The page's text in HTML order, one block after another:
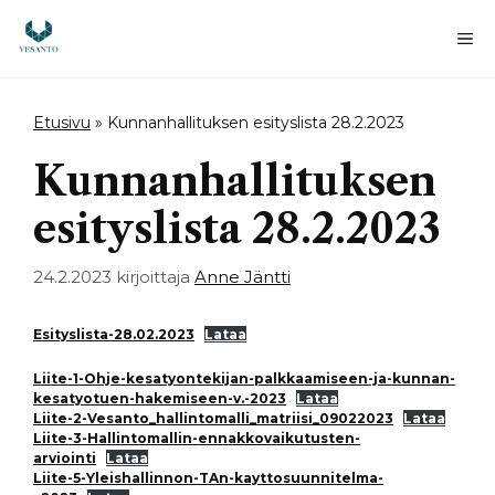
sisältöön
Etusivu » Kunnanhallituksen esityslista 28.2.2023
Kunnanhallituksen
esityslista 28.2.2023
24.2.2023 kirjoittaja Anne Jäntti
Esityslista-28.02.2023 Lataa
Liite-1-Ohje-kesatyontekijan-palkkaamiseen-ja-kunnan-
kesatyotuen-hakemiseen-v.-2023
Lataa
Liite-2-Vesanto_hallintomalli_matriisi_09022023
Lataa
Liite-3-Hallintomallin-ennakkovaikutusten-
arviointi
Lataa
Liite-5-Yleishallinnon-TAn-kayttosuunnitelma-